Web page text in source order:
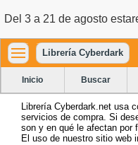
Del 3 a 21 de agosto
Librería Cyberdark
Inicio Buscar
Librería Cyberdark.net usa
servicios de compra. Si
son y en qué le afectan por
El uso de nuestro sitio web